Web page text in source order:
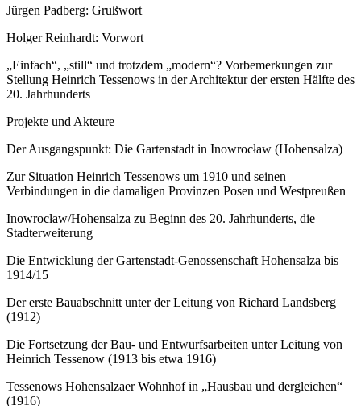
Jürgen Padberg: Grußwort
Holger Reinhardt: Vorwort
„Einfach“, „still“ und trotzdem „modern“? Vorbemerkungen zur
Stellung Heinrich Tessenows in der Architektur der ersten Hälfte des
20. Jahrhunderts
Projekte und Akteure
Der Ausgangspunkt: Die Gartenstadt in Inowrocław (Hohensalza)
Zur Situation Heinrich Tessenows um 1910 und seinen
Verbindungen in die damaligen Provinzen Posen und Westpreußen
Inowrocław/Hohensalza zu Beginn des 20. Jahrhunderts, die
Stadterweiterung
Die Entwicklung der Gartenstadt-Genossenschaft Hohensalza bis
1914/15
Der erste Bauabschnitt unter der Leitung von Richard Landsberg
(1912)
Die Fortsetzung der Bau- und Entwurfsarbeiten unter Leitung von
Heinrich Tessenow (1913 bis etwa 1916)
Tessenows Hohensalzaer Wohnhof in „Hausbau und dergleichen“
(1916)